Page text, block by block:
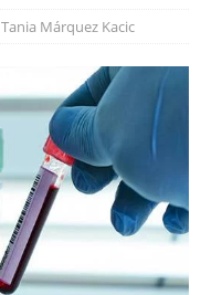
Tania Márquez Kacic